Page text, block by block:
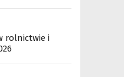
rolnictwie i